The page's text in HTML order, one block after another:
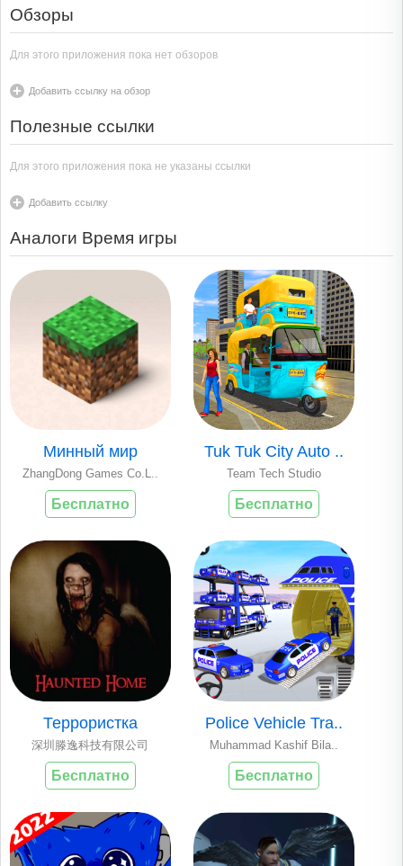
Обзоры
Для этого приложения пока нет обзоров
Добавить ссылку на обзор
Полезные ссылки
Для этого приложения пока не указаны ссылки
Добавить ссылку
Аналоги Время игры
Минный мир
ZhangDong Games Co.L..
Бесплатно
Tuk Tuk City Auto ..
Team Tech Studio
Бесплатно
Террористка
深圳滕逸科技有限公司
Бесплатно
Police Vehicle Tra..
Muhammad Kashif Bila..
Бесплатно